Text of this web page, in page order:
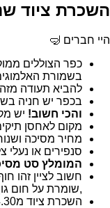
השכרת ציוד
היי חברים 🤿
כפר הצוללים
בשמורת
להביא תעודה
בכפר יש חניה
והכי חשוב! יש
מקום לאחסן
מחיר מסיכה ושנורקל
סנפירים או נעלי
המומלץ סט
חשוב לציין זהו
,שומרת על חום
השכרת ציוד מ8.30-14.30 כל יום.